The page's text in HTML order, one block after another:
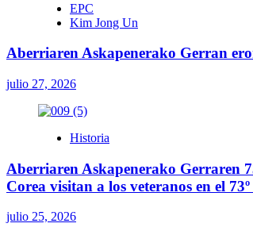
EPC
Kim Jong Un
Aberriaren Askapenerako Gerran
julio 27, 2026
Historia
Aberriaren Askapenerako Gerraren
Corea visitan a los veteranos en el
julio 25, 2026